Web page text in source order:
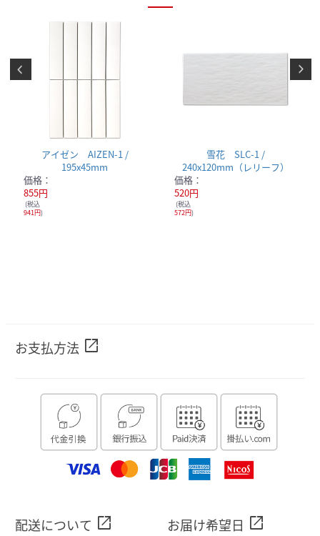
アイゼン AIZEN-1 /
195x45mm
価格：
855円
(税込
941円)
雪花 SLC-1 /
240x120mm（レリーフ）
価格：
520円
(税込
572円)
お支払方法 open_in_new
配送について open_in_new お届け希望日 open_in_new